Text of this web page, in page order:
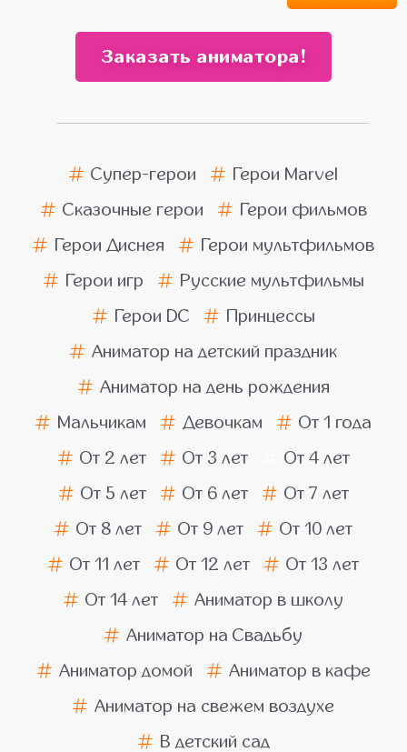
Заказать аниматора!
Супер-герои
Герои Marvel
Сказочные герои
Герои фильмов
Герои Диснея
Герои мультфильмов
Герои игр
Русские мультфильмы
Герои DC
Принцессы
Аниматор на детский праздник
Аниматор на день рождения
Мальчикам
Девочкам
От 1 года
От 2 лет
От 3 лет
От 4 лет
От 5 лет
От 6 лет
От 7 лет
От 8 лет
От 9 лет
От 10 лет
От 11 лет
От 12 лет
От 13 лет
От 14 лет
Аниматор в школу
Аниматор на Свадьбу
Аниматор домой
Аниматор в кафе
Аниматор на свежем воздухе
В детский сад